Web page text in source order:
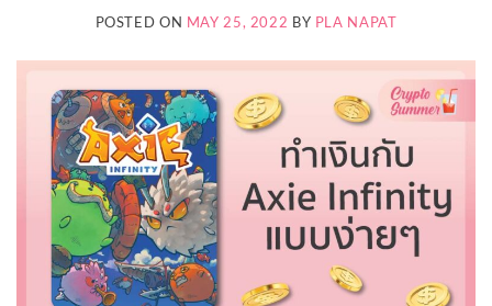
POSTED ON MAY 25, 2022 BY PLA NAPAT